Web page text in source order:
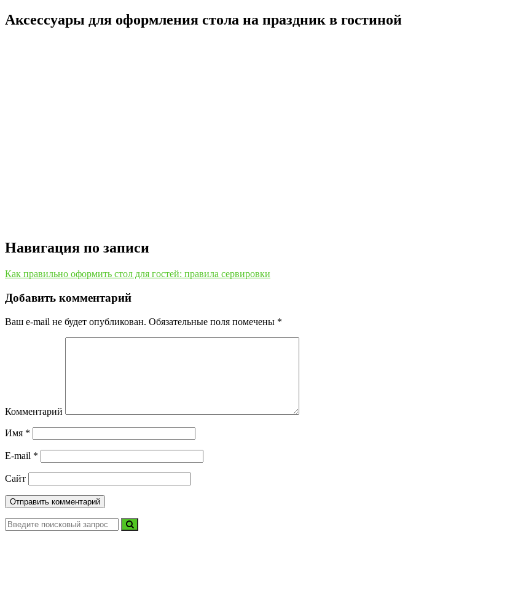
Аксессуары для оформления стола на праздник в гостиной
Навигация по записи
Как правильно оформить стол для гостей: правила сервировки
Добавить комментарий
Ваш e-mail не будет опубликован. Обязательные поля помечены *
Комментарий
Имя *
E-mail *
Сайт